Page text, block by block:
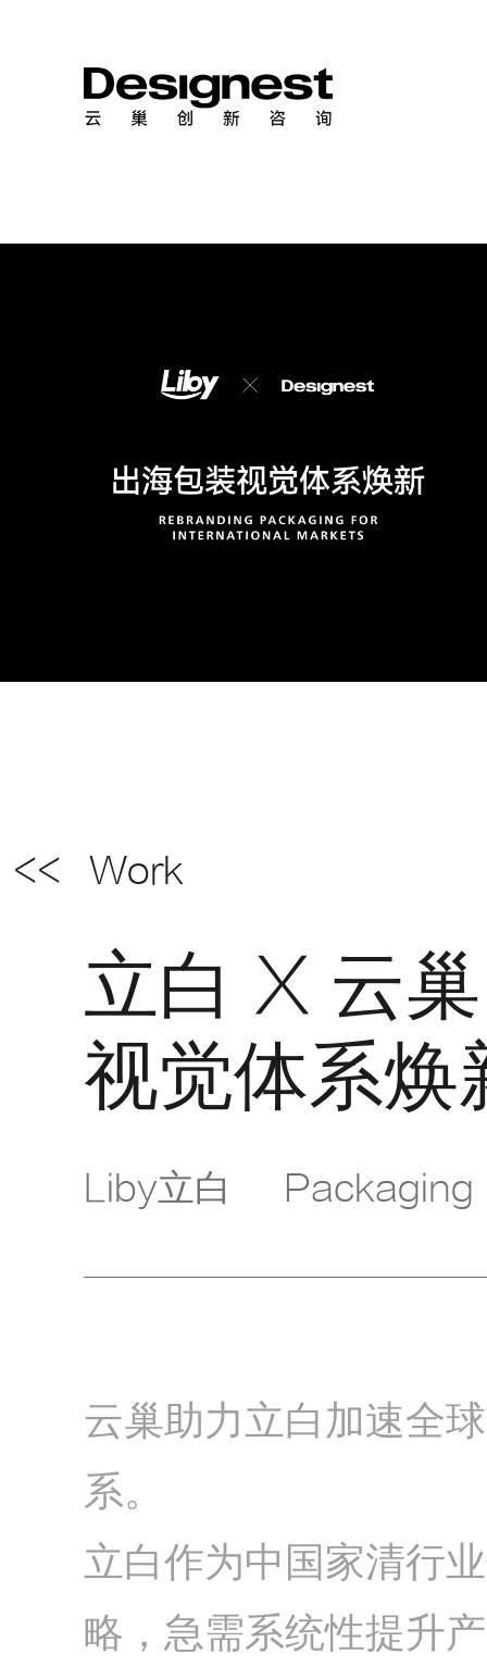
<< Work
立白 X 云
视觉体系焕
Liby立白 Packaging
云巢助力立白加速全
系。
立白作为中国家清行
略，急需系统性提升